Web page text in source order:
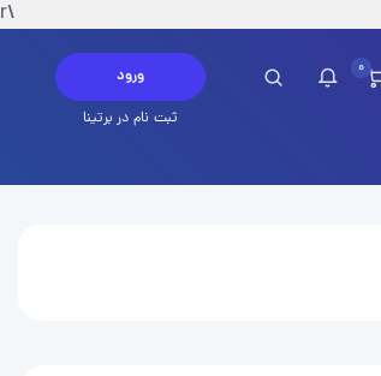
\r
0 ورود
ثبت نام در برتینا